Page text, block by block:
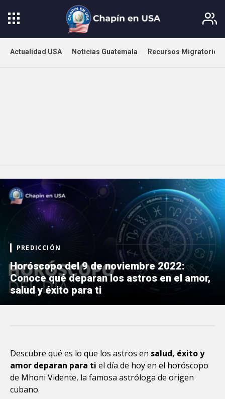
Actualidad USA Noticias Guatemala Recursos Migratorios
PREDICCIÓN
Horóscopo del 9 de noviembre 2022:
Conoce qué deparan los astros en el amor,
salud y éxito para ti
Descubre qué es lo que los astros en salud, éxito y
amor deparan para ti el día de hoy en el horóscopo
de Mhoni Vidente, la famosa astróloga de origen
cubano.